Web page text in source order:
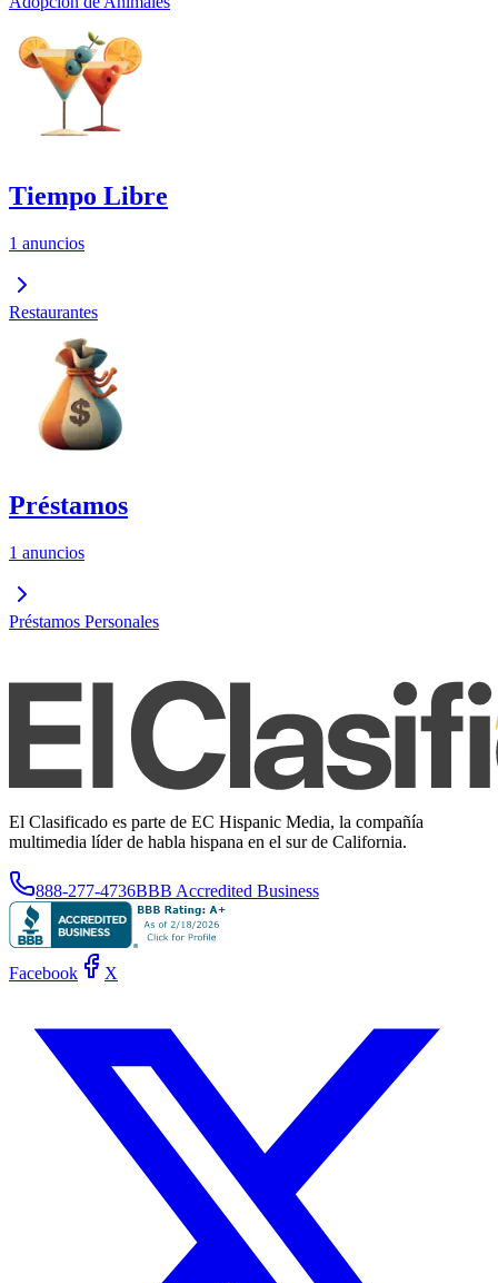
Tiempo Libre
1 anuncios
Restaurantes
Préstamos
1 anuncios
Préstamos Personales
El Clasificado es parte de EC Hispanic Media, la compañía
multimedia líder de habla hispana en el sur de California.
888-277-4736BBB Accredited Business
Facebook X